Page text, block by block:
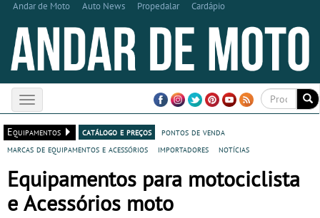
Andar de Moto Auto News Propedalar Cardápio
Toggle
navigation
Equipamentos
catálogo e preços
pontos de venda
marcas de equipamentos e acessórios
importadores notícias
Equipamentos para motociclista
e Acessórios moto